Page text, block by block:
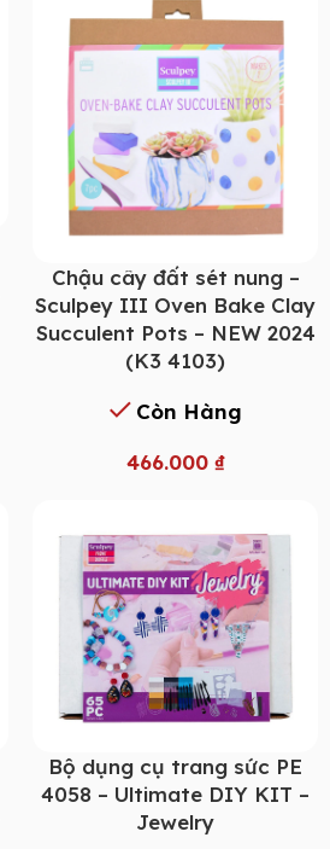
Chậu cây đất sét nung –
Sculpey III Oven Bake Clay
Succulent Pots – NEW 2024
(K3 4103)
Còn Hàng
466.000 ₫
Bộ dụng cụ trang sức PE
4058 – Ultimate DIY KIT –
Jewelry